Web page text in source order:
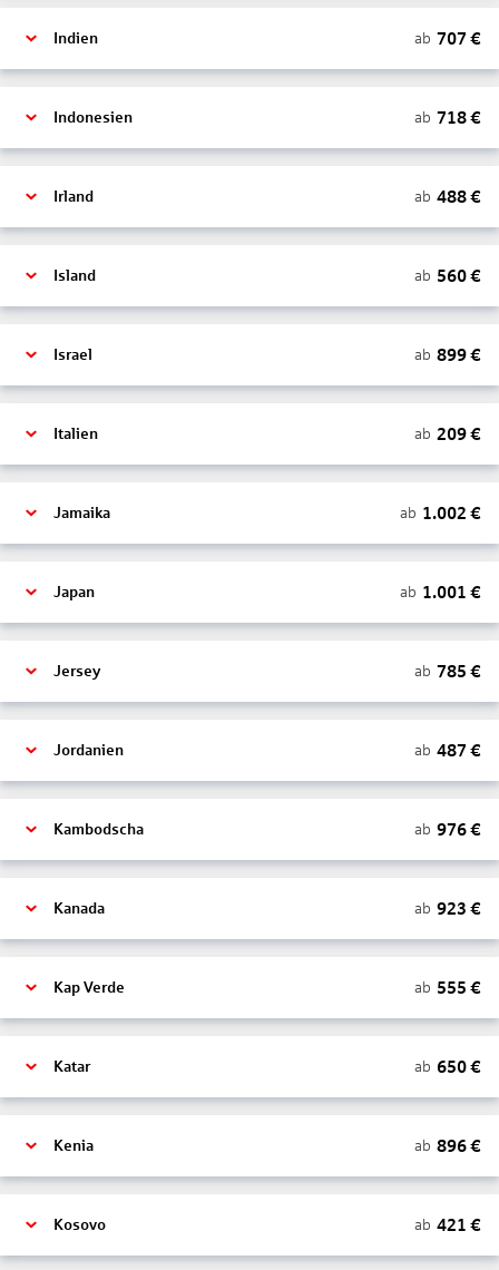
Indien ab 707 €
Indonesien ab 718€
Irland ab 488€
Island ab 560€
Israel ab 899€
Italien ab 209€
Jamaika ab 1.002 €
Japan ab 1.001 €
Jersey ab 785 €
Jordanien ab 487 €
Kambodscha ab 976€
Kanada ab 923 €
Kap Verde ab 555 €
Katar ab 650€
Kenia ab 896€
Kosovo ab 421 €